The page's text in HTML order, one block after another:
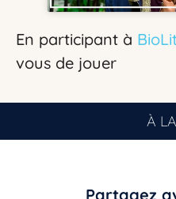
En participant à
vous de jouer
À
Partagez